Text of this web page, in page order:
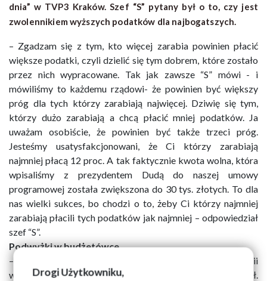
Drogi Użytkowniku,
dnia” w TVP3 Kraków. Szef “S” pytany był o to, czy jest
zwolennikiem wyższych podatków dla najbogatszych.
– Zgadzam się z tym, kto więcej zarabia powinien płacić
większe podatki, czyli dzielić się tym dobrem, które zostało
przez nich wypracowane. Tak jak zawsze “S” mówi - i
mówiliśmy to każdemu rządowi- że powinien być większy
próg dla tych którzy zarabiają najwięcej. Dziwię się tym,
którzy dużo zarabiają a chcą płacić mniej podatków. Ja
uważam osobiście, że powinien być także trzeci próg.
Jesteśmy usatysfakcjonowani, że Ci którzy zarabiają
najmniej płacą 12 proc. A tak faktycznie kwota wolna, która
wpisaliśmy z prezydentem Dudą do naszej umowy
programowej została zwiększona do 30 tys. złotych. To dla
nas wielki sukces, bo chodzi o to, żeby Ci którzy najmniej
zarabiają płacili tych podatków jak najmniej – odpowiedział
szef “S”.
Podwyżki w budżetówce
– Solidarność nie odpuszcza, tak jak nie odpuściliśmy kwestii
wieku emerytalnego, który rząd PO-PSL podwyższył.